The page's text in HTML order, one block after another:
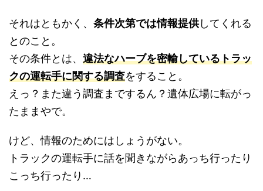
それはともかく、 条件次第では情報提供してくれる
とのこと。
その条件とは、 違法なハーブを密輸しているトラッ
クの運転手に関する調査をすること。
えっ？また違う調査までするん？遺体広場に転がっ
たままやで。
けど、情報のためにはしょうがない。
トラックの運転手に話を聞きながらあっち行ったり
こっち行ったり…